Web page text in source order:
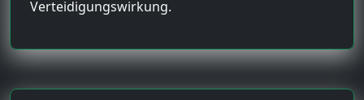
Verteidigungswirkung.